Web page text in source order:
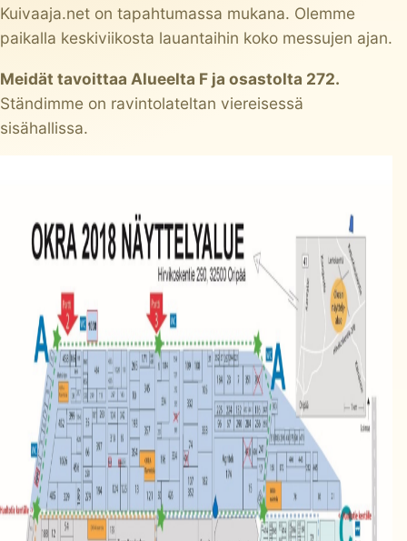
Kuivaaja.net on tapahtumassa mukana. Olemme
paikalla keskiviikosta lauantaihin koko messujen ajan.
Meidät tavoittaa Alueelta F ja osastolta 272.
Ständimme on ravintolateltan viereisessä
sisähallissa.